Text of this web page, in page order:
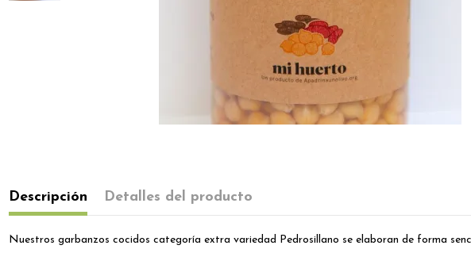
Descripción Detalles del producto
Nuestros garbanzos cocidos categoría extra variedad Pedrosillano se elaboran de forma